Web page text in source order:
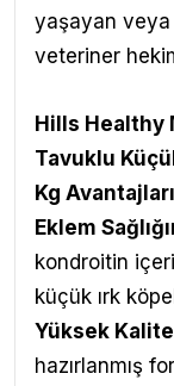
yaşayan
veteriner
Hills Healthy
Tavuklu
Kg Avantajları
Eklem
kondroitin
küçük ırk
Yüksek
hazırlanmış